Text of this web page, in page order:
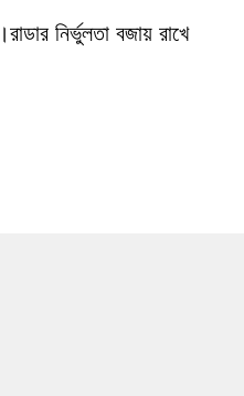
নির্ভুলতা বজায় রাখে